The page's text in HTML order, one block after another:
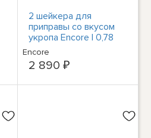
2 шейкера для
приправы со вкусом
укропа Encore | 0,78
унции | Быстрая
доставка!
Encore
2 890 ₽